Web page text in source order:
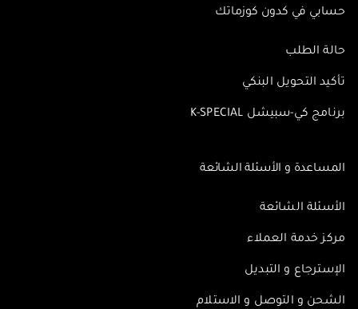
حسابي في كدون كوزماتك
حالة الطلب
تأكيد التحويل البنكي
برنامج كي-سبيشل K-SPECIAL
المساعدة و الأسئلة الشائعة
الأسئلة الشائعة
مركز خدمة العملاء
الإسترجاع و التبديل
الشحن و التوصل و الاستلام